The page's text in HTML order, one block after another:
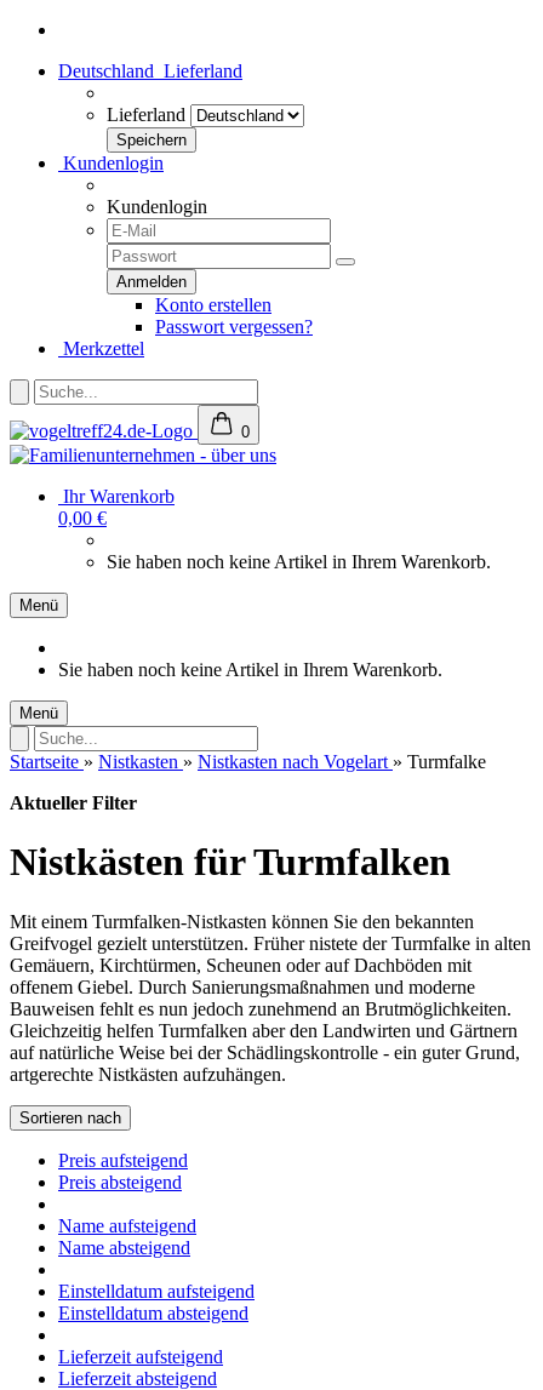
Deutschland Lieferland
Lieferland
Kundenlogin
Kundenlogin
Konto erstellen
Passwort vergessen?
Merkzettel
0
Ihr Warenkorb
0,00 €
Sie haben noch keine Artikel in Ihrem Warenkorb.
Menü
Sie haben noch keine Artikel in Ihrem Warenkorb.
Menü
Startseite » Nistkasten » Nistkasten nach Vogelart » Turmfalke
Aktueller Filter
Nistkästen für Turmfalken
Mit einem Turmfalken-Nistkasten können Sie den bekannten
Greifvogel gezielt unterstützen. Früher nistete der Turmfalke in alten
Gemäuern, Kirchtürmen, Scheunen oder auf Dachböden mit
offenem Giebel. Durch Sanierungsmaßnahmen und moderne
Bauweisen fehlt es nun jedoch zunehmend an Brutmöglichkeiten.
Gleichzeitig helfen Turmfalken aber den Landwirten und Gärtnern
auf natürliche Weise bei der Schädlingskontrolle - ein guter Grund,
artgerechte Nistkästen aufzuhängen.
Sortieren nach
Preis aufsteigend
Preis absteigend
Name aufsteigend
Name absteigend
Einstelldatum aufsteigend
Einstelldatum absteigend
Lieferzeit aufsteigend
Lieferzeit absteigend